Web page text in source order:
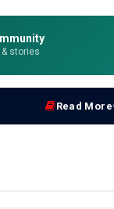
stories
Read More